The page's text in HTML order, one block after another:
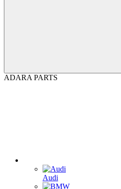
ADARA PARTS
Audi